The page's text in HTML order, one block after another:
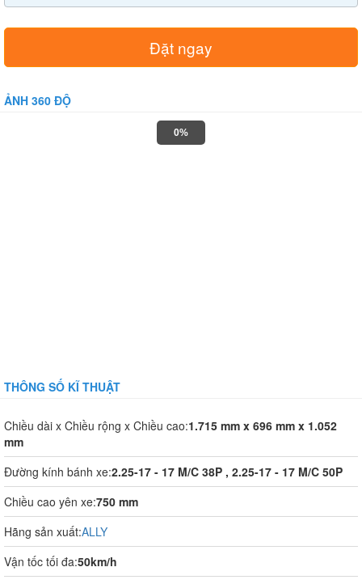
Đặt ngay
ẢNH 360 ĐỘ
0%
THÔNG SỐ KĨ THUẬT
Chiều dài x Chiều rộng x Chiều cao:1.715 mm x 696 mm x 1.052
mm
Đường kính bánh xe:2.25-17 - 17 M/C 38P , 2.25-17 - 17 M/C 50P
Chiều cao yên xe:750 mm
Hãng sản xuất:ALLY
Vận tốc tối đa:50km/h